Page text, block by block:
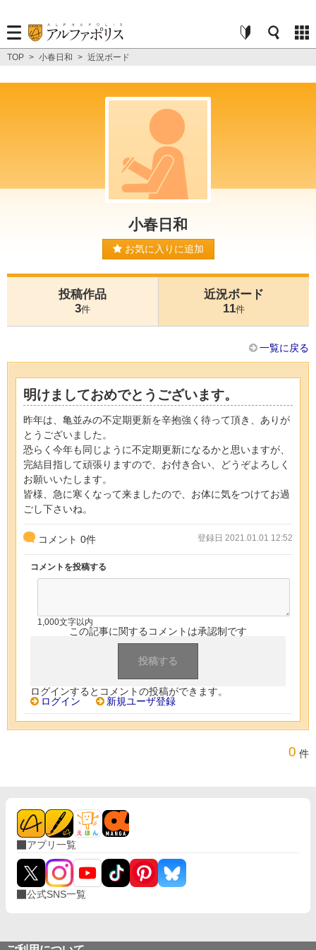
TOP > 小春日和 > 近況ボード
小春日和
お気に入りに追加
投稿作品
3件
近況ボード
11件
一覧に戻る
明けましておめでとうございます。
昨年は、亀並みの不定期更新を辛抱強く待って頂き、ありが
とうございました。
恐らく今年も同じように不定期更新になるかと思いますが、
完結目指して頑張りますので、お付き合い、どうぞよろしく
お願いいたします。
皆様、急に寒くなって来ましたので、お体に気をつけてお過
ごし下さいね。
コメント 0件 登録日 2021.01.01 12:52
コメントを投稿する
1,000文字以内
この記事に関するコメントは承認制です
ログインするとコメントの投稿ができます。
ログイン
新規ユーザ登録
0 件
アプリ一覧
公式SNS一覧